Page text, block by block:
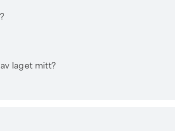
laget mitt?